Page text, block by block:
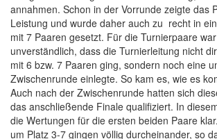
annahmen. Schon in der Vorrunde zeigte das
Leistung und wurde daher auch zu recht in
mit 7 Paaren gesetzt. Für die Turnierpaare
unverständlich, dass die Turnierleitung nicht
mit 6 bzw. 7 Paaren ging, sondern noch eine
Zwischenrunde einlegte. So kam es, wie es
Auch nach der Zwischenrunde hatten sich
das anschließende Finale qualifiziert. In
die Wertungen für die ersten beiden Paare
um Platz 3-7 gingen völlig durcheinander, so